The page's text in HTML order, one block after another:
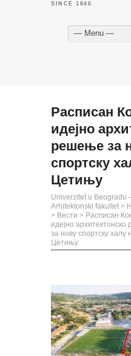
— Menu —
Расписан
идејно
решење за
спортску
Цетињу
Univerzitet u Beogradu -
Arhitektonski fakultet >
> Вести > Расписан
идејно
за нову спортску халу
Цетињу